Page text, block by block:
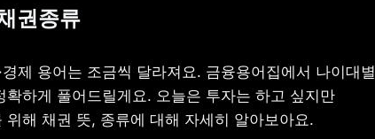
권종류
제 용어는 조금씩 달라져요. 금융용어집에서 나이대별
하게 풀어드릴게요. 오늘은 투자는 하고 싶지만
해 채권 뜻, 종류에 대해 자세히 알아보아요.